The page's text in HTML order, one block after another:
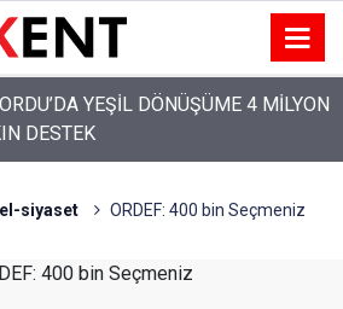
ORDU’DAKİ 69 KİŞİLİK KURUCU
siyaset ORDEF: 400 bin Seçmeniz